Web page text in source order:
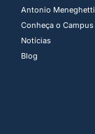
Antonio Meneghetti
Conheça o Campus
Notícias
Blog